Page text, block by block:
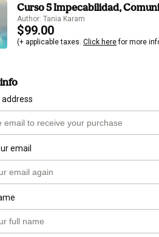
Curso 5 Impecabilidad,
Author: Tania Karam
$99.00
(+ applicable taxes. Click herefor more
email